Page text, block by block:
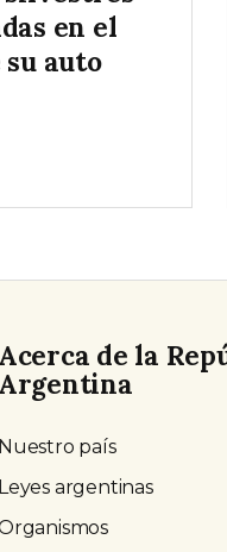
en el
auto
Acerca de la
Argentina
Nuestro país
Leyes argentinas